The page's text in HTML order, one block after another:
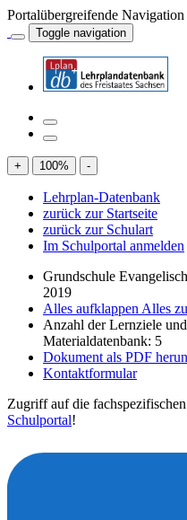
Portalübergreifende Navigation
Toggle navigation
+ 100% -
Lehrplan-Datenbank
zurück zur Startseite
zurück zur Schulart
Im Schulportal anmelden
Grundschule
2019
Alles aufklappen Alles
Anzahl der Lernziele
Materialdatenbank: 5
Dokument als PDF
Kontaktformular
Zugriff auf die
Schulportal!